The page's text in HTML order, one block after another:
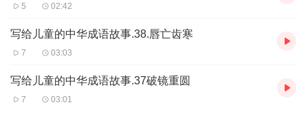
5 02:42
写给儿童的中华成语故事.38.唇亡齿寒
7 03:03
写给儿童的中华成语故事.37破镜重圆
7 03:01